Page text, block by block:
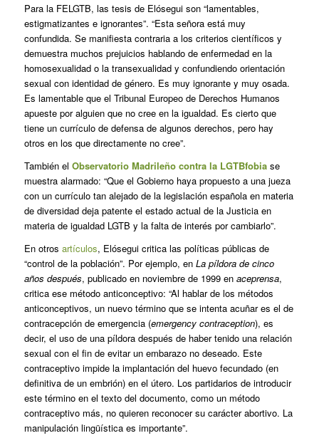
Para la FELGTB, las tesis de Elósegui son “lamentables,
estigmatizantes e ignorantes”. “Esta señora está muy
confundida. Se manifiesta contraria a los criterios científicos y
demuestra muchos prejuicios hablando de enfermedad en la
homosexualidad o la transexualidad y confundiendo orientación
sexual con identidad de género. Es muy ignorante y muy osada.
Es lamentable que el Tribunal Europeo de Derechos Humanos
apueste por alguien que no cree en la igualdad. Es cierto que
tiene un currículo de defensa de algunos derechos, pero hay
otros en los que directamente no cree”.
También el Observatorio Madrileño contra la LGTBfobiase
muestra alarmado: “Que el Gobierno haya propuesto a una jueza
con un currículo tan alejado de la legislación española en materia
de diversidad deja patente el estado actual de la Justicia en
materia de igualdad LGTB y la falta de interés por cambiarlo”.
En otros artículos, Elósegui critica las políticas públicas de
“control de la población”. Por ejemplo, en La píldora de cinco
años después, publicado en noviembre de 1999 en aceprensa,
critica ese método anticonceptivo: “Al hablar de los métodos
anticonceptivos, un nuevo término que se intenta acuñar es el de
contracepción de emergencia (emergency contraception), es
decir, el uso de una píldora después de haber tenido una relación
sexual con el fin de evitar un embarazo no deseado. Este
contraceptivo impide la implantación del huevo fecundado (en
definitiva de un embrión) en el útero. Los partidarios de introducir
este término en el texto del documento, como un método
contraceptivo más, no quieren reconocer su carácter abortivo. La
manipulación lingüística es importante”.